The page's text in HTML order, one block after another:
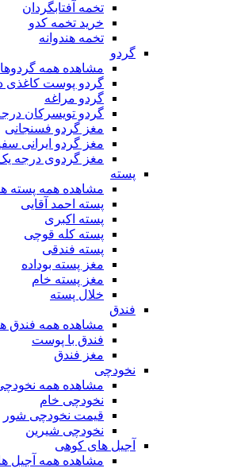
تخمه آفتابگردان
خرید تخمه کدو
تخمه هندوانه
گردو
مشاهده همه گردوها
گردو پوست کاغذی
گردو مراغه
گردو تویسرکان
مغز گردو فسنجانی
مغز گردو ایرانی
مغز گردوی درجه
پسته
مشاهده همه پسته
پسته احمد آقایی
پسته اکبری
پسته کله قوچی
پسته فندقی
مغز پسته بوداده
مغز پسته خام
خلال پسته
فندق
مشاهده همه فندق
فندق با پوست
مغز فندق
نخودچی
مشاهده همه
نخودچی خام
قیمت نخودچی شور
نخودچی شیرین
آجیل های کوهی
مشاهده همه آجیل